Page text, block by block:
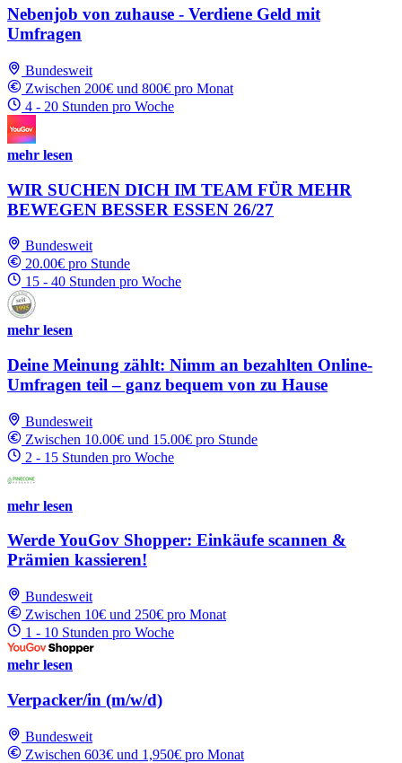
Nebenjob von zuhause - Verdiene Geld mit
Umfragen
Bundesweit
Zwischen 200€ und 800€ pro Monat
4 - 20 Stunden pro Woche
mehr lesen
WIR SUCHEN DICH IM TEAM FÜR MEHR
BEWEGEN BESSER ESSEN 26/27
Bundesweit
20.00€ pro Stunde
15 - 40 Stunden pro Woche
mehr lesen
Deine Meinung zählt: Nimm an bezahlten Online-
Umfragen teil – ganz bequem von zu Hause
Bundesweit
Zwischen 10.00€ und 15.00€ pro Stunde
2 - 15 Stunden pro Woche
mehr lesen
Werde YouGov Shopper: Einkäufe scannen &
Prämien kassieren!
Bundesweit
Zwischen 10€ und 250€ pro Monat
1 - 10 Stunden pro Woche
mehr lesen
Verpacker/in (m/w/d)
Bundesweit
Zwischen 603€ und 1,950€ pro Monat